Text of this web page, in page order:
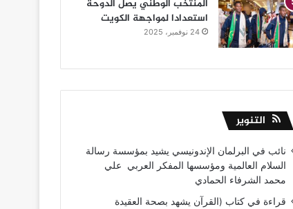
المنتخب الوطني يصل الدوحة
استعدادا لمواجهة الكويت
24 نوفمبر، 2025
التنوير
نائب في البرلمان الإندونيسي يشيد بمؤسسة رسالة
السلام العالمية ومؤسسها المفكر العربي علي
محمد الشرفاء الحمادي
قراءة في كتاب (القرآن يشهد بصحة العقيدة